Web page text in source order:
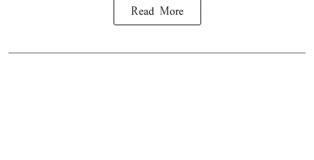
Read More